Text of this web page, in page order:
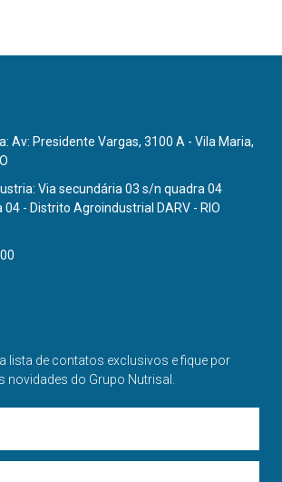
Av: Presidente Vargas, 3100 A - Vila Maria,
Via secundária 03 s/n quadra 04
04 - Distrito Agroindustrial DARV - RIO
lista de contatos exclusivos e fique por
novidades do Grupo Nutrisal.